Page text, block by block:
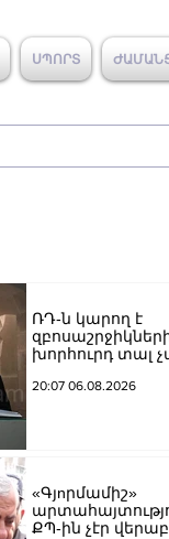
ՍՊՈՐՏ
ՌԴ-ն կարող է
խորհուրդ տալ
20:07 06.08.2026
«Գյnրմամիշ»
ՔՊ-ին չէր